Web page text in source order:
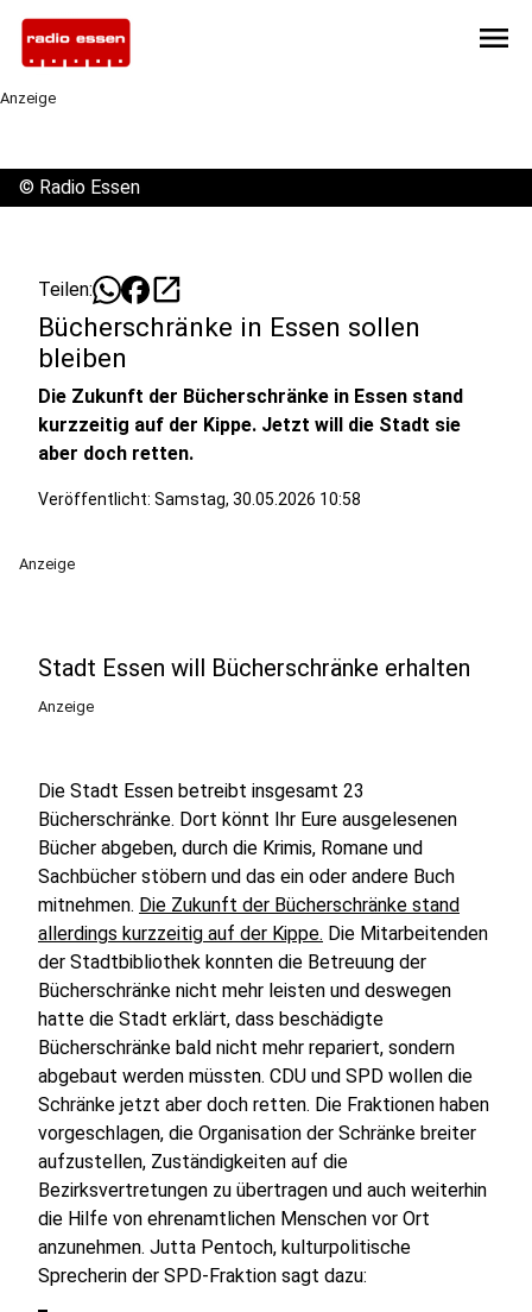
menu
Anzeige
© Radio Essen
Teilen: open_in_new
Bücherschränke in Essen sollen
bleiben
Die Zukunft der Bücherschränke in Essen stand
kurzzeitig auf der Kippe. Jetzt will die Stadt sie
aber doch retten.
Veröffentlicht: Samstag, 30.05.2026 10:58
Anzeige
Stadt Essen will Bücherschränke erhalten
Anzeige
Die Stadt Essen betreibt insgesamt 23
Bücherschränke. Dort könnt Ihr Eure ausgelesenen
Bücher abgeben, durch die Krimis, Romane und
Sachbücher stöbern und das ein oder andere Buch
mitnehmen. Die Zukunft der Bücherschränke stand
allerdings kurzzeitig auf der Kippe. Die Mitarbeitenden
der Stadtbibliothek konnten die Betreuung der
Bücherschränke nicht mehr leisten und deswegen
hatte die Stadt erklärt, dass beschädigte
Bücherschränke bald nicht mehr repariert, sondern
abgebaut werden müssten. CDU und SPD wollen die
Schränke jetzt aber doch retten. Die Fraktionen haben
vorgeschlagen, die Organisation der Schränke breiter
aufzustellen, Zuständigkeiten auf die
Bezirksvertretungen zu übertragen und auch weiterhin
die Hilfe von ehrenamtlichen Menschen vor Ort
anzunehmen. Jutta Pentoch, kulturpolitische
Sprecherin der SPD-Fraktion sagt dazu: